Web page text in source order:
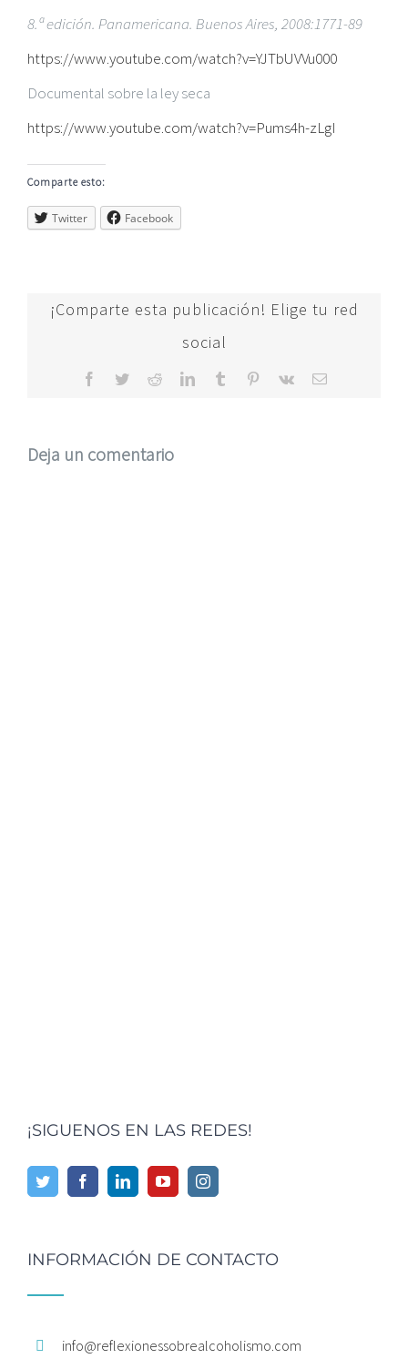
8.ª edición. Panamericana. Buenos Aires, 2008:1771-89
https://www.youtube.com/watch?v=YJTbUVVu000
Documental sobre la ley seca
https://www.youtube.com/watch?v=Pums4h-zLgI
Comparte esto:
Twitter Facebook
¡Comparte esta publicación! Elige tu red
social
Facebook
TwitterRedditLinkedInTumblr Pinterest
Vk
Correo
Deja un comentario
¡SIGUENOS EN LAS REDES!
INFORMACIÓN DE CONTACTO
info@reflexionessobrealcoholismo.com